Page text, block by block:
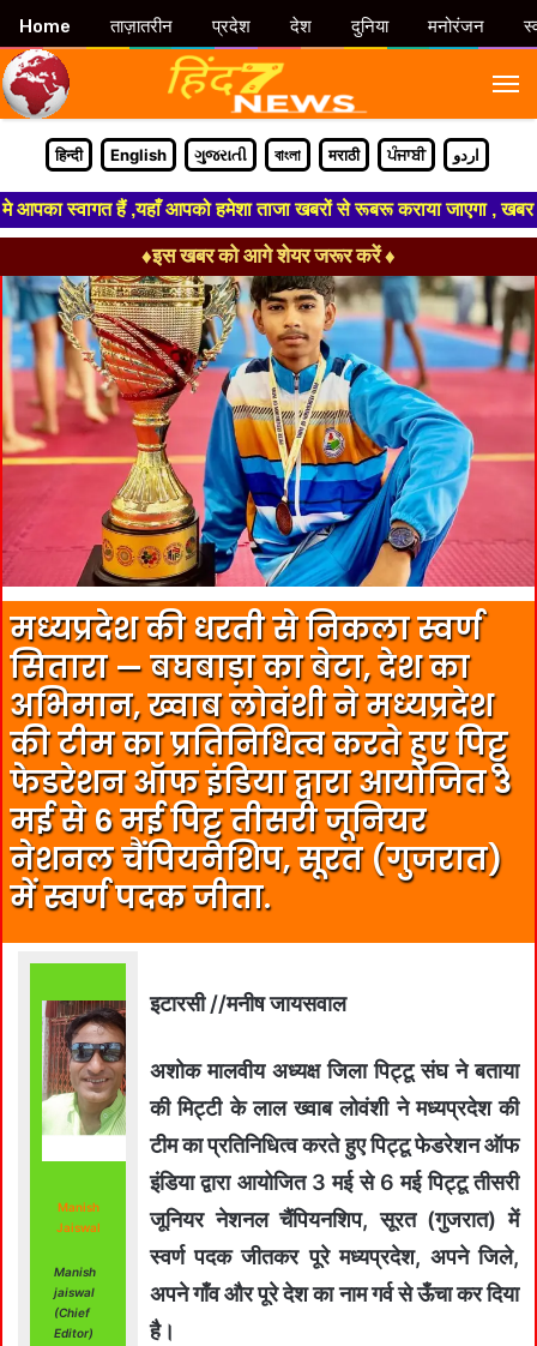
हिन्दी English ગુજરાતી বাংলা मराठी ਪੰਜਾਬੀ اردو
स्वागत हैं ,यहाँ आपको हमेशा ताजा खबरों से रूबरू कराया जाएगा , खबर
♦इस खबर को आगे शेयर जरूर करें ♦
मध्यप्रदेश की धरती से निकला स्वर्ण
सितारा — बघबाड़ा का बेटा, देश का
अभिमान, ख्वाब लोवंशी ने मध्यप्रदेश
की टीम का प्रतिनिधित्व करते हुए पिट्टू
फेडरेशन ऑफ इंडिया द्वारा आयोजित 3
मई से 6 मई पिट्टू तीसरी जूनियर
नेशनल चैंपियनशिप, सूरत (गुजरात)
में स्वर्ण पदक जीता.
Manish
Jaiswal
Manish
jaiswal
(Chief
Editor)
इटारसी //मनीष जायसवाल
अशोक मालवीय अध्यक्ष जिला पिट्टू संघ ने बताया
की मिट्टी के लाल ख्वाब लोवंशी ने मध्यप्रदेश की
टीम का प्रतिनिधित्व करते हुए पिट्टू फेडरेशन ऑफ
इंडिया द्वारा आयोजित 3 मई से 6 मई पिट्टू तीसरी
जूनियर नेशनल चैंपियनशिप, सूरत (गुजरात) में
स्वर्ण पदक जीतकर पूरे मध्यप्रदेश, अपने जिले,
अपने गाँव और पूरे देश का नाम गर्व से ऊँचा कर दिया
है।
Home ताज़ातरीन प्रदेश देश दुनिया मनोरंजन